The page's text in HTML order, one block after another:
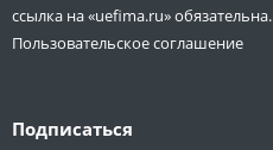
ссылка на «uefima.ru» обязательна.
Пользовательское соглашение
Подписаться